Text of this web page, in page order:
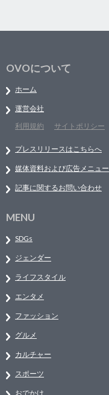
OVOについて
ホーム
運営会社
利用規約
サイトポリシー
プレスリリースはこちらへ
媒体資料および広告メニュー
記事に関するお問い合わせ
MENU
SDGs
ジェンダー
ライフスタイル
エンタメ
ファッション
グルメ
カルチャー
スポーツ
おでかけ